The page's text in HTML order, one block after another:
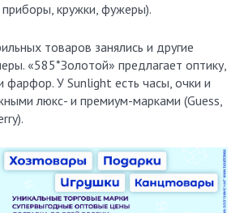
кружки, фужеры).
товаров занялись и другие
«585*Золотой» предлагает оптику,
фарфор. У Sunlight есть часы, очки и
люкс- и премиум-марками (Guess,